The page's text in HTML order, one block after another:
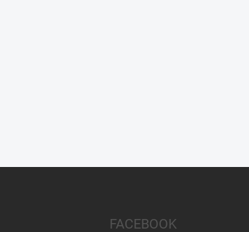
FACEBOOK